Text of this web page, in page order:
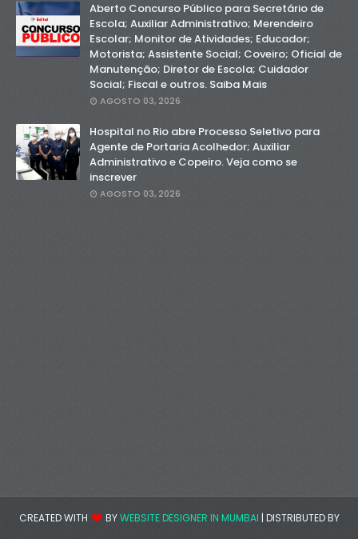
Aberto Concurso Público para Secretário de
Escola; Auxiliar Administrativo; Merendeiro
Escolar; Monitor de Atividades; Educador;
Motorista; Assistente Social; Coveiro; Oficial de
Manutenção; Diretor de Escola; Cuidador
Social; Fiscal e outros. Saiba Mais
AGOSTO 03, 2026
Hospital no Rio abre Processo Seletivo para
Agente de Portaria Acolhedor; Auxiliar
Administrativo e Copeiro. Veja como se
inscrever
AGOSTO 03, 2026
CREATED WITH BYWEBSITE DESIGNER IN MUMBAI | DISTRIBUTED BY